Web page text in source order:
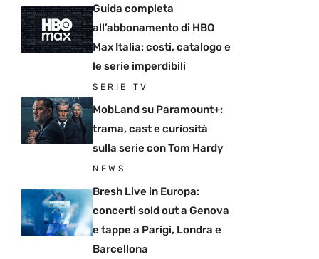
Guida completa
all’abbonamento di HBO
Max Italia: costi, catalogo e
le serie imperdibili
SERIE TV
MobLand su Paramount+:
trama, cast e curiosità
sulla serie con Tom Hardy
NEWS
Bresh Live in Europa:
concerti sold out a Genova
e tappe a Parigi, Londra e
Barcellona